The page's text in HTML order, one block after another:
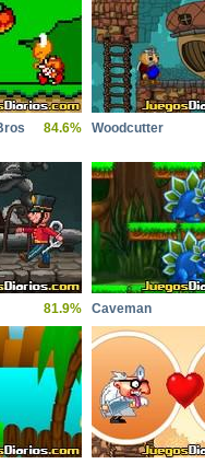
84.6% Woodcutter
81.9% Caveman